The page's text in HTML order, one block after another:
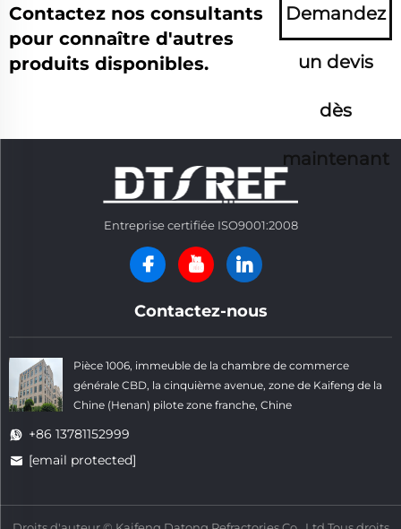
Contactez nos consultants
pour connaître d'autres
produits disponibles.
Demandez
un devis
dès
maintenant
Entreprise certifiée ISO9001:2008
Contactez-nous
Pièce 1006, immeuble de la chambre de commerce
générale CBD, la cinquième avenue, zone de Kaifeng de la
Chine (Henan) pilote zone franche, Chine
+86 13781152999
[email protected]